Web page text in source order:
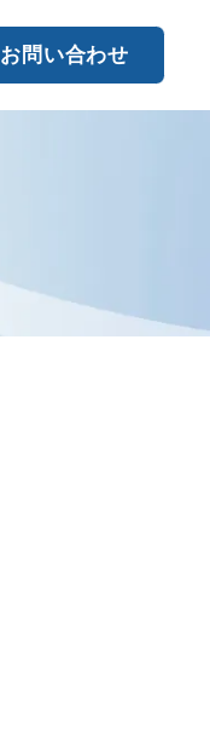
お問い合わせ